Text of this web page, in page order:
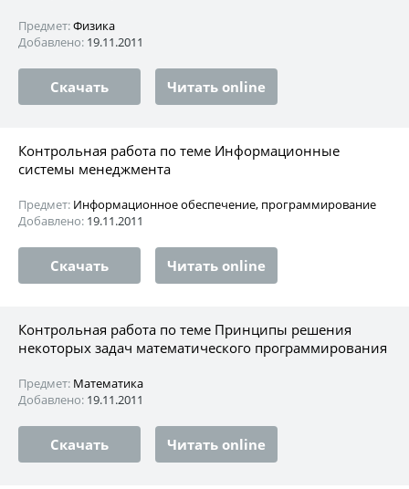
Предмет:Физика
Добавлено: 19.11.2011
Скачать Читать online
Контрольная работа по теме Информационные
системы менеджмента
Предмет: Информационное обеспечение, программирование
Добавлено: 19.11.2011
Скачать Читать online
Контрольная работа по теме Принципы решения
некоторых задач математического программирования
Предмет: Математика
Добавлено: 19.11.2011
Скачать Читать online